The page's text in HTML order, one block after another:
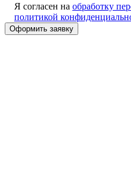
Я согласен на обработку
политикой